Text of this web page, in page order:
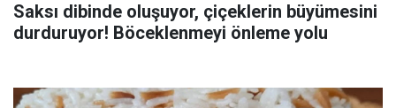
Saksı dibinde oluşuyor, çiçeklerin büyümesini
durduruyor! Böceklenmeyi önleme yolu